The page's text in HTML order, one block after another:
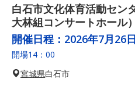
白石市文化体育活動セン
大林組コンサートホール）
開催日程： 2026年7月26
開場14：00
宮城県白石市